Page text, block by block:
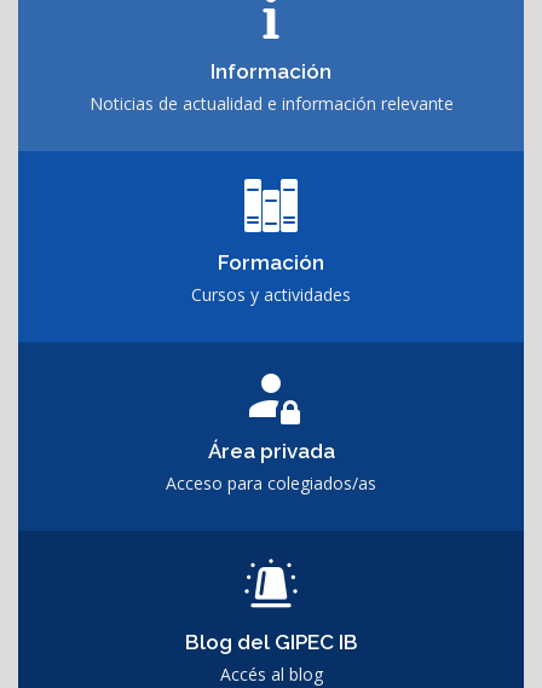
Información
Noticias de actualidad e información relevante
Formación
Cursos y actividades
Área privada
Acceso para colegiados/as
Blog del GIPEC IB
Accés al blog